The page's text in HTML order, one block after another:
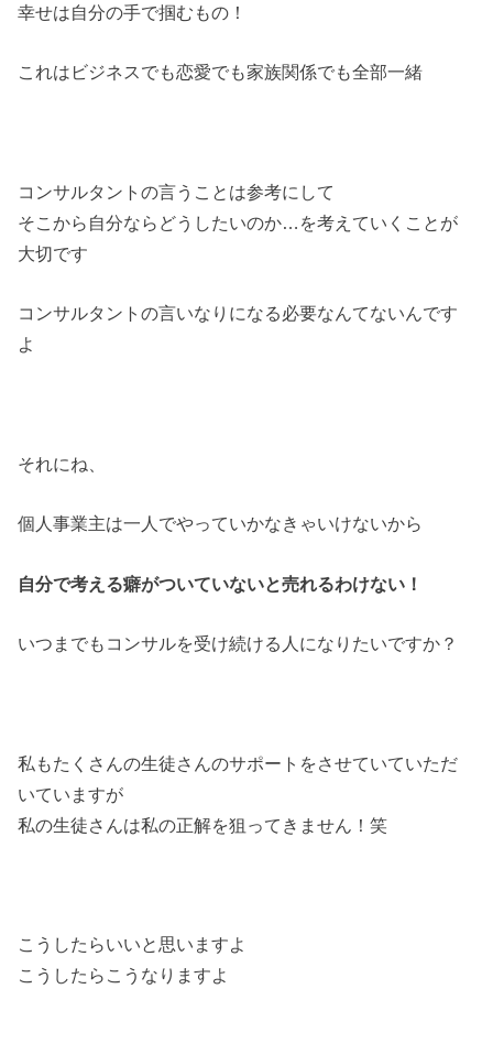
幸せは自分の手で掴むもの！
これはビジネスでも恋愛でも家族関係でも全部一緒
コンサルタントの言うことは参考にして
そこから自分ならどうしたいのか…を考えていくことが
大切です
コンサルタントの言いなりになる必要なんてないんです
よ
それにね、
個人事業主は一人でやっていかなきゃいけないから
自分で考える癖がついていないと売れるわけない！
いつまでもコンサルを受け続ける人になりたいですか？
私もたくさんの生徒さんのサポートをさせていていただ
いていますが
私の生徒さんは私の正解を狙ってきません！笑
こうしたらいいと思いますよ
こうしたらこうなりますよ